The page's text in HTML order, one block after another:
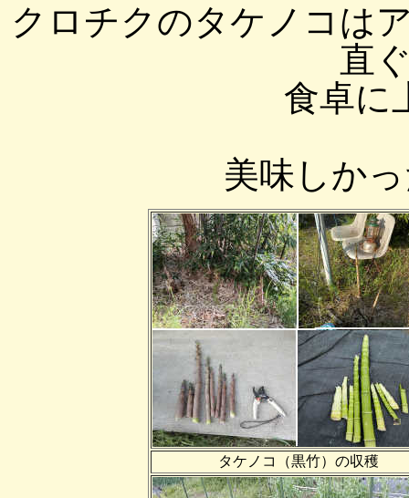
クロチクのタケノコは
直
食卓に
美味しか
タケノコ（黒竹）の収穫